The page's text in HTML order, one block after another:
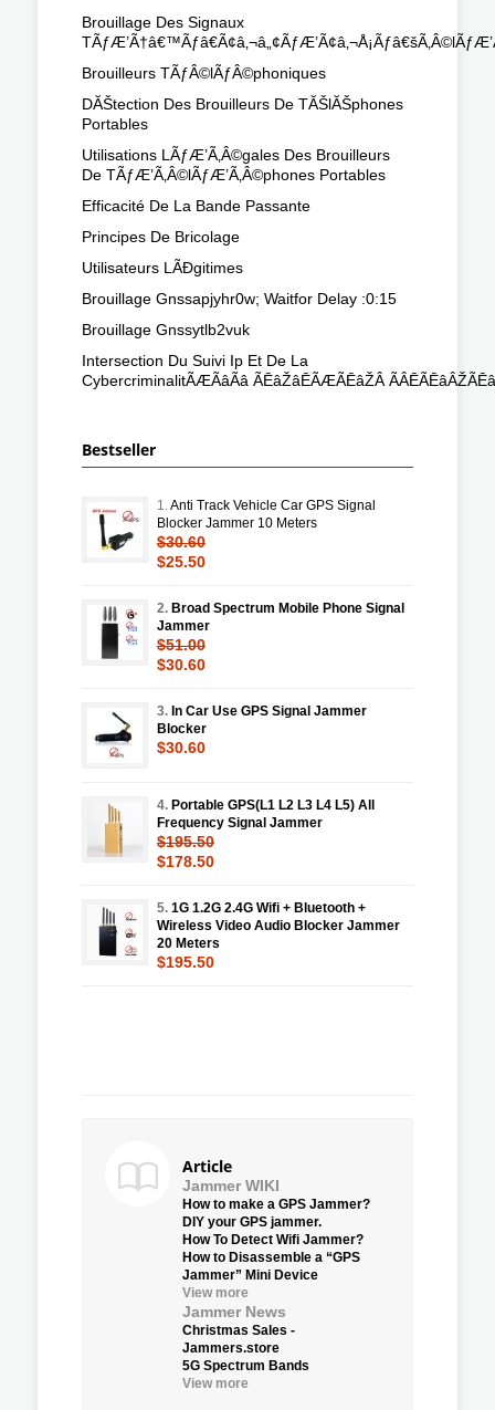
Brouillage Des Signaux
Brouilleurs TÃƒÂ©lÃƒÂ©phoniques
DĂŠtection Des Brouilleurs De TĂŠlĂŠphones
Portables
Utilisations LÃƒÆ’Ã‚Â©gales Des Brouilleurs
De TÃƒÆ’Ã‚Â©lÃƒÆ’Ã‚Â©phones Portables
Efficacité De La Bande Passante
Principes De Bricolage
Utilisateurs LÃĐgitimes
Brouillage Gnssapjyhr0w; Waitfor Delay :0:15
Brouillage Gnssytlb2vuk
Intersection Du Suivi Ip Et De La
CybercriminalitÃÆÃâÃâ ÃĒâŽâĒÃÆÃĒâŽÂ
Bestseller
1.Anti Track Vehicle Car GPS Signal
Blocker Jammer 10 Meters
$30.60
$25.50
2. Broad Spectrum Mobile Phone Signal
Jammer
$51.00
$30.60
3. In Car Use GPS Signal Jammer
Blocker
$30.60
4. Portable GPS(L1 L2 L3 L4 L5) All
Frequency Signal Jammer
$195.50
$178.50
5. 1G 1.2G 2.4G Wifi + Bluetooth +
Wireless Video Audio Blocker Jammer
20 Meters
$195.50
Article
Jammer WIKI
How to make a GPS Jammer?
DIY your GPS jammer.
How To Detect Wifi Jammer?
How to Disassemble a “GPS
Jammer” Mini Device
View more
Jammer News
Christmas Sales -
Jammers.store
5G Spectrum Bands
View more